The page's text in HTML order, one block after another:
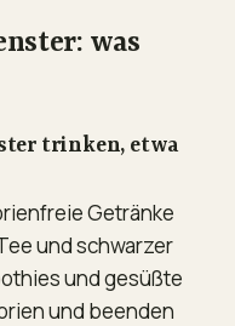
was
trinken, etwa
Getränke
und schwarzer
und gesüßte
und beenden